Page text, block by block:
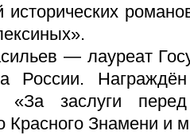
исторических
— лауреат
России.
«За заслуги
Красного Знамени и